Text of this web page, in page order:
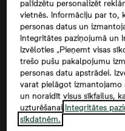
Google
palīdzētu personalizēt
vietnēs. Informāciju par to,
personas datus un
Integritātes paziņojumā un
Izvēloties „Pieņemt visas
trešo pušu pakalpojumu
personas datu apstrādei.
varat pielāgot izmantojamo
un noraidīt visus sīkfailus,
uzturēšanai.Integritātes
sīkdatnēm.